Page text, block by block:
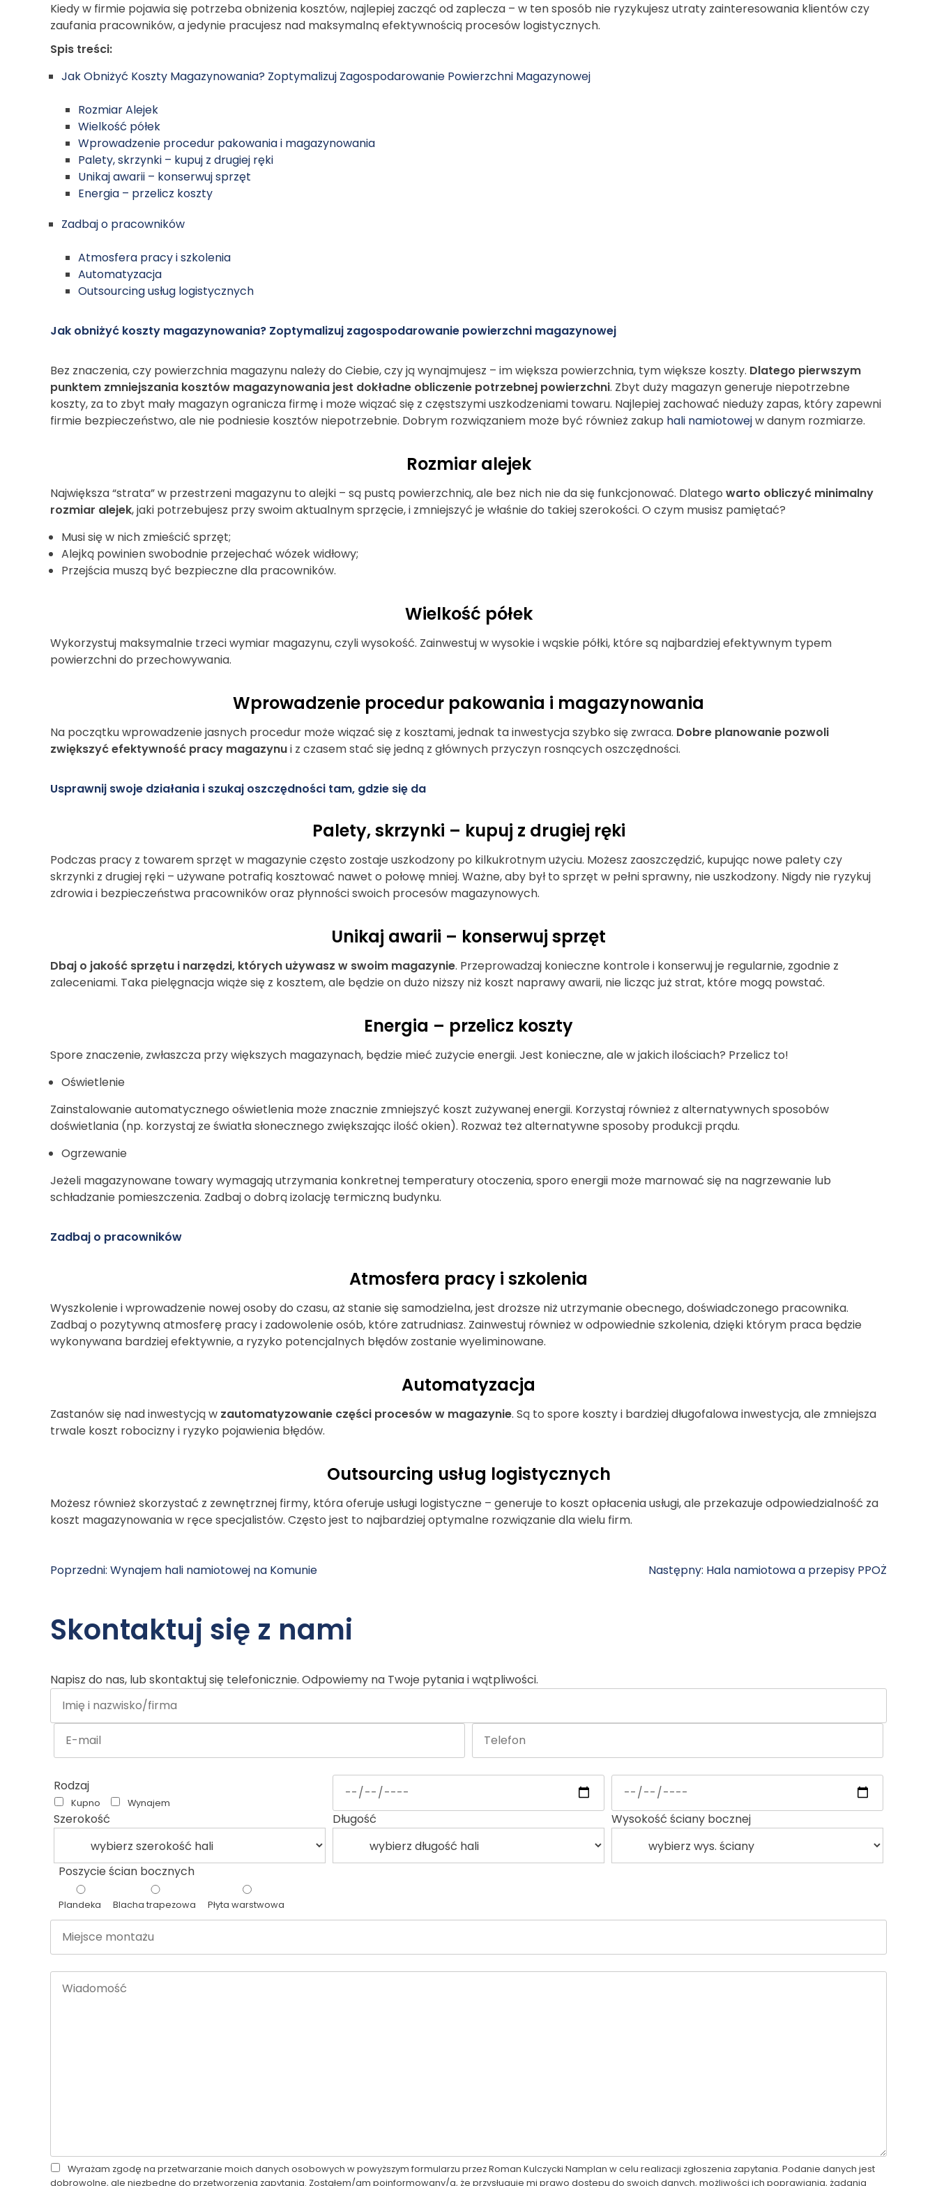
Kiedy w firmie pojawia się potrzeba obniżenia kosztów, najlepiej zacząć od zaplecza – w ten sposób nie ryzykujesz utraty zainteresowania klientów czy
zaufania pracowników, a jedynie pracujesz nad maksymalną efektywnością procesów logistycznych.
Spis treści:
Jak Obniżyć Koszty Magazynowania? Zoptymalizuj Zagospodarowanie Powierzchni Magazynowej
Rozmiar Alejek
Wielkość półek
Wprowadzenie procedur pakowania i magazynowania
Palety, skrzynki – kupuj z drugiej ręki
Unikaj awarii – konserwuj sprzęt
Energia – przelicz koszty
Zadbaj o pracowników
Atmosfera pracy i szkolenia
Automatyzacja
Outsourcing usług logistycznych
Jak obniżyć koszty magazynowania? Zoptymalizuj zagospodarowanie powierzchni magazynowej
Bez znaczenia, czy powierzchnia magazynu należy do Ciebie, czy ją wynajmujesz – im większa powierzchnia, tym większe koszty. Dlatego pierwszym
punktem zmniejszania kosztów magazynowania jest dokładne obliczenie potrzebnej powierzchni. Zbyt duży magazyn generuje niepotrzebne
koszty, za to zbyt mały magazyn ogranicza firmę i może wiązać się z częstszymi uszkodzeniami towaru. Najlepiej zachować nieduży zapas, który zapewni
firmie bezpieczeństwo, ale nie podniesie kosztów niepotrzebnie. Dobrym rozwiązaniem może być również zakup hali namiotowejw danym rozmiarze.
Rozmiar alejek
Największa “strata” w przestrzeni magazynu to alejki – są pustą powierzchnią, ale bez nich nie da się funkcjonować. Dlatego warto obliczyć minimalny
rozmiar alejek, jaki potrzebujesz przy swoim aktualnym sprzęcie, i zmniejszyć je właśnie do takiej szerokości. O czym musisz pamiętać?
Musi się w nich zmieścić sprzęt;
Alejką powinien swobodnie przejechać wózek widłowy;
Przejścia muszą być bezpieczne dla pracowników.
Wielkość półek
Wykorzystuj maksymalnie trzeci wymiar magazynu, czyli wysokość. Zainwestuj w wysokie i wąskie półki, które są najbardziej efektywnym typem
powierzchni do przechowywania.
Wprowadzenie procedur pakowania i magazynowania
Na początku wprowadzenie jasnych procedur może wiązać się z kosztami, jednak ta inwestycja szybko się zwraca. Dobre planowanie pozwoli
zwiększyć efektywność pracy magazynui z czasem stać się jedną z głównych przyczyn rosnących oszczędności.
Usprawnij swoje działania i szukaj oszczędności tam, gdzie się da
Palety, skrzynki – kupuj z drugiej ręki
Podczas pracy z towarem sprzęt w magazynie często zostaje uszkodzony po kilkukrotnym użyciu. Możesz zaoszczędzić, kupując nowe palety czy
skrzynki z drugiej ręki – używane potrafią kosztować nawet o połowę mniej. Ważne, aby był to sprzęt w pełni sprawny, nie uszkodzony. Nigdy nie ryzykuj
zdrowia i bezpieczeństwa pracowników oraz płynności swoich procesów magazynowych.
Unikaj awarii – konserwuj sprzęt
Dbaj o jakość sprzętu i narzędzi, których używasz w swoim magazynie. Przeprowadzaj konieczne kontrole i konserwuj je regularnie, zgodnie z
zaleceniami. Taka pielęgnacja wiąże się z kosztem, ale będzie on dużo niższy niż koszt naprawy awarii, nie licząc już strat, które mogą powstać.
Energia – przelicz koszty
Spore znaczenie, zwłaszcza przy większych magazynach, będzie mieć zużycie energii. Jest konieczne, ale w jakich ilościach? Przelicz to!
Oświetlenie
Zainstalowanie automatycznego oświetlenia może znacznie zmniejszyć koszt zużywanej energii. Korzystaj również z alternatywnych sposobów
doświetlania (np. korzystaj ze światła słonecznego zwiększając ilość okien). Rozważ też alternatywne sposoby produkcji prądu.
Ogrzewanie
Jeżeli magazynowane towary wymagają utrzymania konkretnej temperatury otoczenia, sporo energii może marnować się na nagrzewanie lub
schładzanie pomieszczenia. Zadbaj o dobrą izolację termiczną budynku.
Zadbaj o pracowników
Atmosfera pracy i szkolenia
Wyszkolenie i wprowadzenie nowej osoby do czasu, aż stanie się samodzielna, jest droższe niż utrzymanie obecnego, doświadczonego pracownika.
Zadbaj o pozytywną atmosferę pracy i zadowolenie osób, które zatrudniasz. Zainwestuj również w odpowiednie szkolenia, dzięki którym praca będzie
wykonywana bardziej efektywnie, a ryzyko potencjalnych błędów zostanie wyeliminowane.
Automatyzacja
Zastanów się nad inwestycją w zautomatyzowanie części procesów w magazynie. Są to spore koszty i bardziej długofalowa inwestycja, ale zmniejsza
trwale koszt robocizny i ryzyko pojawienia błędów.
Outsourcing usług logistycznych
Możesz również skorzystać z zewnętrznej firmy, która oferuje usługi logistyczne – generuje to koszt opłacenia usługi, ale przekazuje odpowiedzialność za
koszt magazynowania w ręce specjalistów. Często jest to najbardziej optymalne rozwiązanie dla wielu firm.
wpisu
Poprzedni: Wynajem hali namiotowej na Komunie Następny: Hala namiotowa a przepisy PPOŻ
Skontaktuj się z nami
Napisz do nas, lub skontaktuj się telefonicznie. Odpowiemy na Twoje pytania i wątpliwości.
Imię
nazwisko/firma:
E-
mail:
Telefon:
Rodzaj
Kupno Wynajem
Szerokość Długość Wysokość ściany bocznej
Poszycie ścian bocznych
Plandeka Blacha trapezowa Płyta warstwowa
montażu
Wyrażam zgodę na przetwarzanie moich danych osobowych w powyższym formularzu przez Roman Kulczycki Namplan w celu realizacji zgłoszenia zapytania. Podanie danych jest
dobrowolne, ale niezbędne do przetworzenia zapytania. Zostałem/am poinformowany/a, że przysługuje mi prawo dostępu do swoich danych, możliwości ich poprawiania, żądania